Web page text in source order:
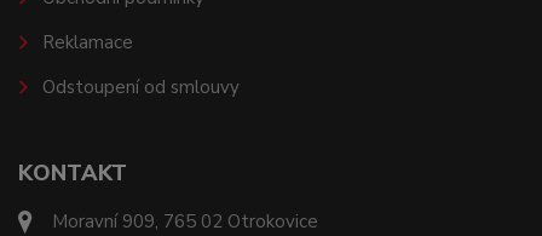
KONTAKT
Moravní 909, 765 02 Otrokovice
Reklamace
Odstoupení od smlouvy